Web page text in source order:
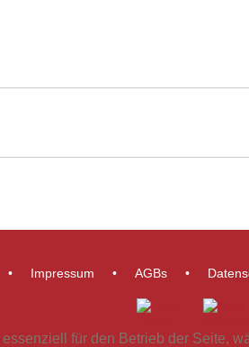
Impressum AGBs
für den Betrieb der Seite,